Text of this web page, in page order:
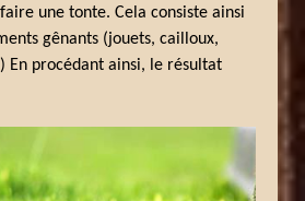
une tonte. Cela consiste ainsi
gênants (jouets, cailloux,
En procédant ainsi, le résultat